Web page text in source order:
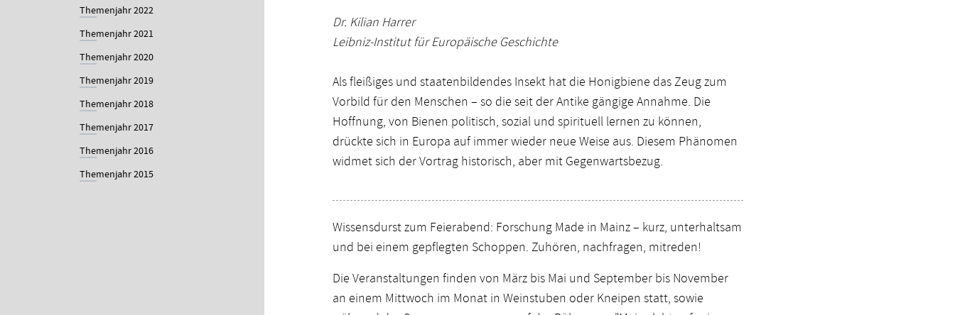
Themenjahr 2022
Themenjahr 2021
Themenjahr 2020
Themenjahr 2019
Themenjahr 2018
Themenjahr 2017
Themenjahr 2016
Themenjahr 2015
Dr. Kilian Harrer
Leibniz-Institut für Europäische Geschichte
Als fleißiges und staatenbildendes Insekt hat die Honigbiene das Zeug zum
Vorbild für den Menschen – so die seit der Antike gängige Annahme. Die
Hoffnung, von Bienen politisch, sozial und spirituell lernen zu können,
drückte sich in Europa auf immer wieder neue Weise aus. Diesem Phänomen
widmet sich der Vortrag historisch, aber mit Gegenwartsbezug.
Wissensdurst zum Feierabend: Forschung Made in Mainz – kurz, unterhaltsam
und bei einem gepflegten Schoppen. Zuhören, nachfragen, mitreden!
Die Veranstaltungen finden von März bis Mai und September bis November
an einem Mittwoch im Monat in Weinstuben oder Kneipen statt, sowie